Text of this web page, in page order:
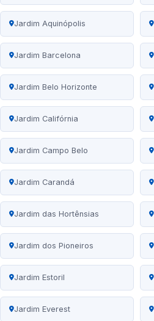
Jardim Aquinópolis
Jardim Barcelona
Jardim Belo Horizonte
Jardim Califórnia
Jardim Campo Belo
Jardim Carandá
Jardim das Hortênsias
Jardim dos Pioneiros
Jardim Estoril
Jardim Everest